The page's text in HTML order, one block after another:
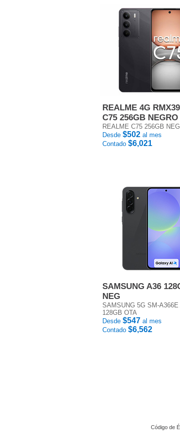
REALME 4G
C75 256GB
REALME C75 256GB
Desde $502 al mes
Contado $6,021
SAMSUNG A36
NEG
SAMSUNG 5G SM-A366E
128GB OTA
Desde $547 al mes
Contado $6,562
Código de